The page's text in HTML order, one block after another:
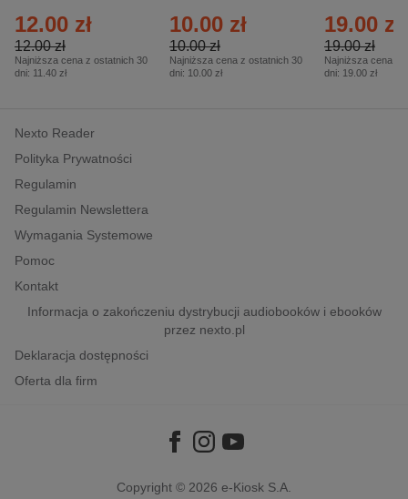
12.00 zł
12.00 zł
Najniższa cena z ostatnich 30
dni: 11.40 zł
10.00 zł
10.00 zł
Najniższa cena z ostatnich 30
dni: 10.00 zł
– 2/2026
19.00 zł
19.00 zł
Najniższa cena z
dni: 19.00 zł
Nexto Reader
Polityka Prywatności
Regulamin
Regulamin Newslettera
Wymagania Systemowe
Pomoc
Kontakt
Informacja o zakończeniu dystrybucji audiobooków i ebooków
przez nexto.pl
Deklaracja dostępności
Oferta dla firm
Copyright © 2026 e-Kiosk S.A.